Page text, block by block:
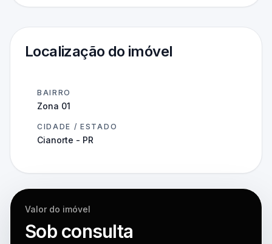
Localização do imóvel
BAIRRO
Zona 01
CIDADE / ESTADO
Cianorte - PR
Valor do imóvel
Sob consulta